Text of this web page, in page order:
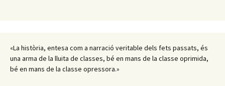
«La història, entesa com a narració veritable dels fets passats, és
una arma de la lluita de classes, bé en mans de la classe oprimida,
bé en mans de la classe opressora.»